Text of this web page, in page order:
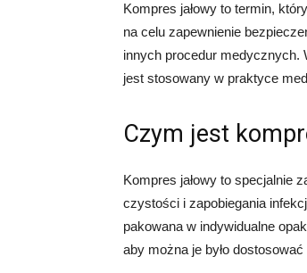
Kompres jałowy to termin,
na celu zapewnienie
innych procedur medycznych.
jest stosowany w praktyce
Czym jest
Kompres jałowy to specjalnie
czystości i zapobiegania
pakowana w indywidualne
aby można je było